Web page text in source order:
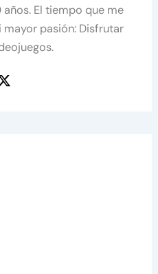
El tiempo que me
pasión: Disfrutar